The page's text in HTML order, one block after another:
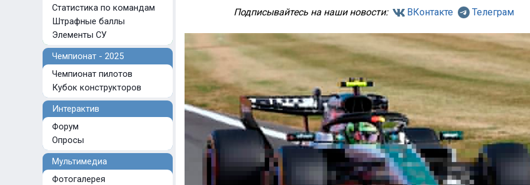
Статистика по командам
Штрафные баллы
Элементы СУ
Чемпионат - 2025
Чемпионат пилотов
Кубок конструкторов
Интерактив
Форум
Опросы
Мультимедиа
Фотогалерея
Подписывайтесь на наши новости: ВКонтакте Телеграм